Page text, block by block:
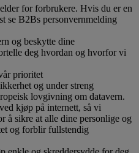
for forbrukere. Hvis du er en
se B2Bs personvernmelding
og beskytte dine
deg hvordan og hvorfor vi
prioritet
og under streng
lovgivning om datavern.
kjøp på internett, så vi
å sikre at alle dine personlige og
og forblir fullstendig